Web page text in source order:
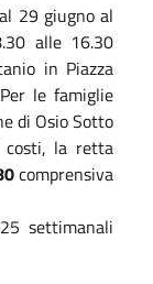
29 giugno al
alle 16.30
in Piazza
le famiglie
di Osio Sotto
costi, la retta
comprensiva
settimanali